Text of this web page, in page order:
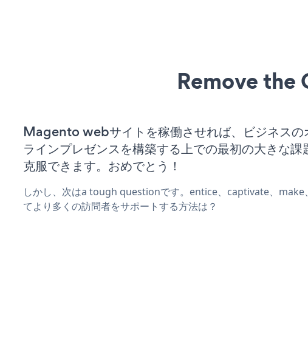
Remove the
Magento webサイトを稼働させれば、ビジネスの
ラインプレゼンスを構築する上での最初の大きな課
克服できます。おめでとう！
しかし、次はa tough questionです。entice、captivate、make
てより多くの訪問者をサポートする方法は？